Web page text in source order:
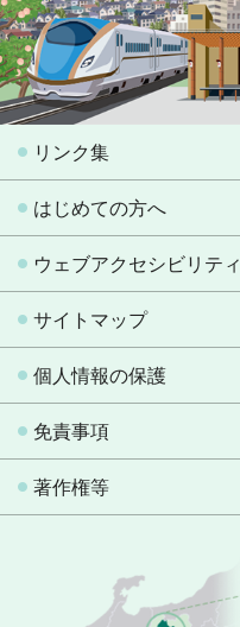
リンク集
はじめての方へ
ウェブアクセシビリティ
サイトマップ
個人情報の保護
免責事項
著作権等